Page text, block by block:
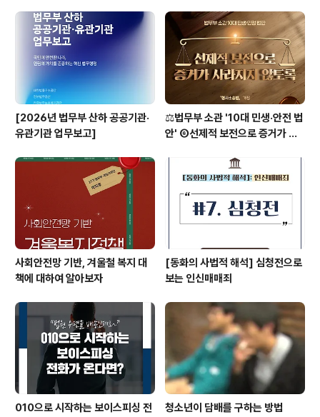
[2026년 법무부 산하 공공기관·
유관기관 업무보고]
⚖️법무부 소관 '10대 민생·안전 법
안' ⑥선제적 보전으로 증거가 사
사회안전망 기반, 겨울철 복지 대
책에 대하여 알아보자
[동화의 사법적 해석] 심청전으로
보는 인신매매죄
010으로 시작하는 보이스피싱 전 청소년이 담배를 구하는 방법